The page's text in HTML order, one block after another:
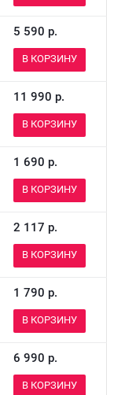
5 590 р.
В КОРЗИНУ
11 990 р.
В КОРЗИНУ
1 690 р.
В КОРЗИНУ
2 117 р.
В КОРЗИНУ
1 790 р.
В КОРЗИНУ
6 990 р.
В КОРЗИНУ